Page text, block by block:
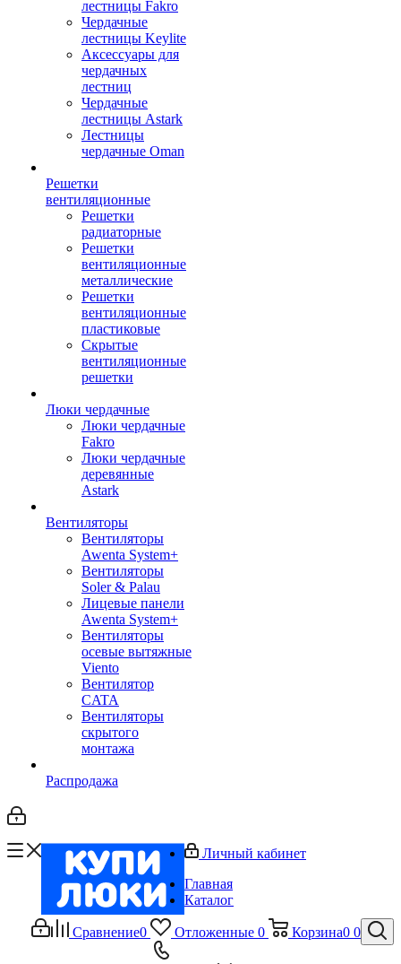
лестницы Fakro
Чердачные
лестницы Keylite
Аксессуары для
чердачных
лестниц
Чердачные
лестницы Astark
Лестницы
чердачные Oman
Решетки
вентиляционные
Решетки
радиаторные
Решетки
вентиляционные
металлические
Решетки
вентиляционные
пластиковые
Скрытые
вентиляционные
решетки
Люки чердачные
Люки чердачные
Fakro
Люки чердачные
деревянные
Astark
Вентиляторы
Вентиляторы
Awenta System+
Вентиляторы
Soler & Palau
Лицевые панели
Awenta System+
Вентиляторы
осевые вытяжные
Viento
Вентилятор
CATA
Вентиляторы
скрытого
монтажа
Распродажа
Сравнение0 Отложенные 0 Корзина0 0
Личный кабинет
Главная
Каталог